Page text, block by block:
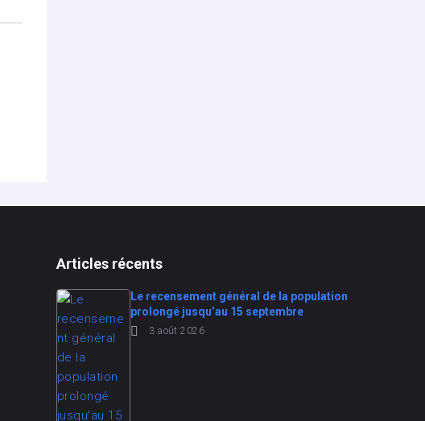
Articles récents
Le recensement général de la population
prolongé jusqu’au 15 septembre
3 août 2026